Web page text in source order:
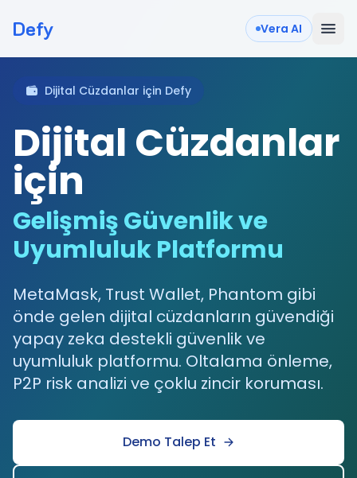
Defy Vera AI
Dijital Cüzdanlar için Defy
Dijital Cüzdanlar
için
Gelişmiş Güvenlik ve
Uyumluluk Platformu
MetaMask, Trust Wallet, Phantom gibi
önde gelen dijital cüzdanların güvendiği
yapay zeka destekli güvenlik ve
uyumluluk platformu. Oltalama önleme,
P2P risk analizi ve çoklu zincir koruması.
Demo Talep Et